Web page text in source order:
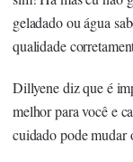
geladado ou água
qualidade
Dillyene diz que é
melhor para você e
cuidado pode mudar